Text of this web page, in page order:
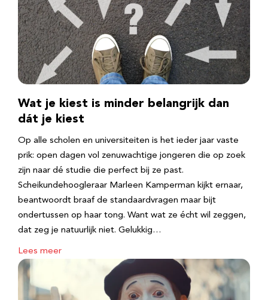
Wat je kiest is minder belangrijk dan
dát je kiest
Op alle scholen en universiteiten is het ieder jaar vaste
prik: open dagen vol zenuwachtige jongeren die op zoek
zijn naar dé studie die perfect bij ze past.
Scheikundehoogleraar Marleen Kamperman kijkt ernaar,
beantwoordt braaf de standaardvragen maar bijt
ondertussen op haar tong. Want wat ze écht wil zeggen,
dat zeg je natuurlijk niet. Gelukkig…
Lees meer